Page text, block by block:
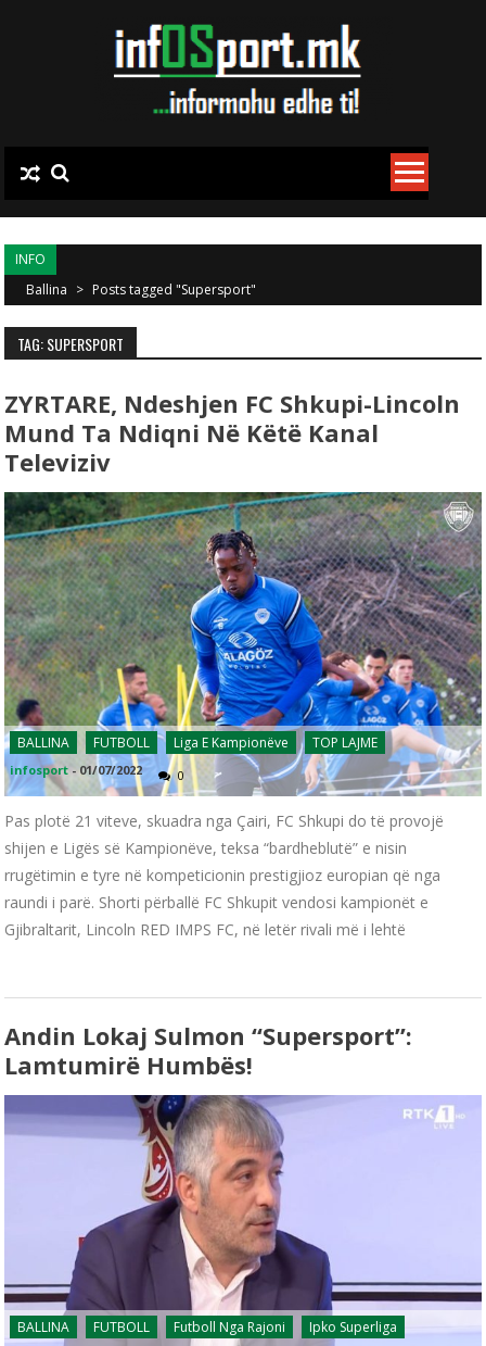
INFO
Ballina > Posts tagged "Supersport"
TAG: SUPERSPORT
ZYRTARE, Ndeshjen FC Shkupi-Lincoln
Mund Ta Ndiqni Në Këtë Kanal
Televiziv
BALLINA FUTBOLL Liga E Kampionëve TOP LAJME
infosport -01/07/2022 0
Pas plotë 21 viteve, skuadra nga Çairi, FC Shkupi do të provojë
shijen e Ligës së Kampionëve, teksa “bardheblutë” e nisin
rrugëtimin e tyre në kompeticionin prestigjioz europian që nga
raundi i parë. Shorti përballë FC Shkupit vendosi kampionët e
Gjibraltarit, Lincoln RED IMPS FC, në letër rivali më i lehtë
Andin Lokaj Sulmon “Supersport”:
Lamtumirë Humbës!
BALLINA FUTBOLL Futboll Nga Rajoni Ipko Superliga